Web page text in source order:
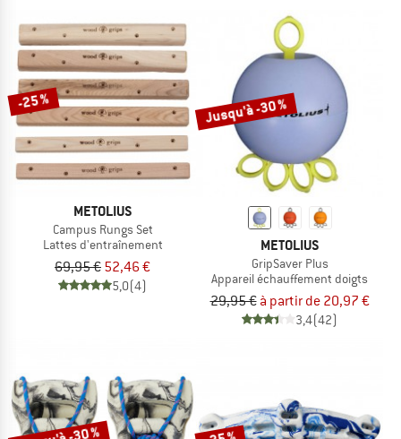
-25 %
METOLIUS
Campus Rungs Set
Lattes d'entraînement
69,95 € 52,46 €
5,0(4)
Jusqu'à -30 %
METOLIUS
GripSaver Plus
Appareil échauffement doigts
29,95 € à partir de 20,97 €
3,4(42)